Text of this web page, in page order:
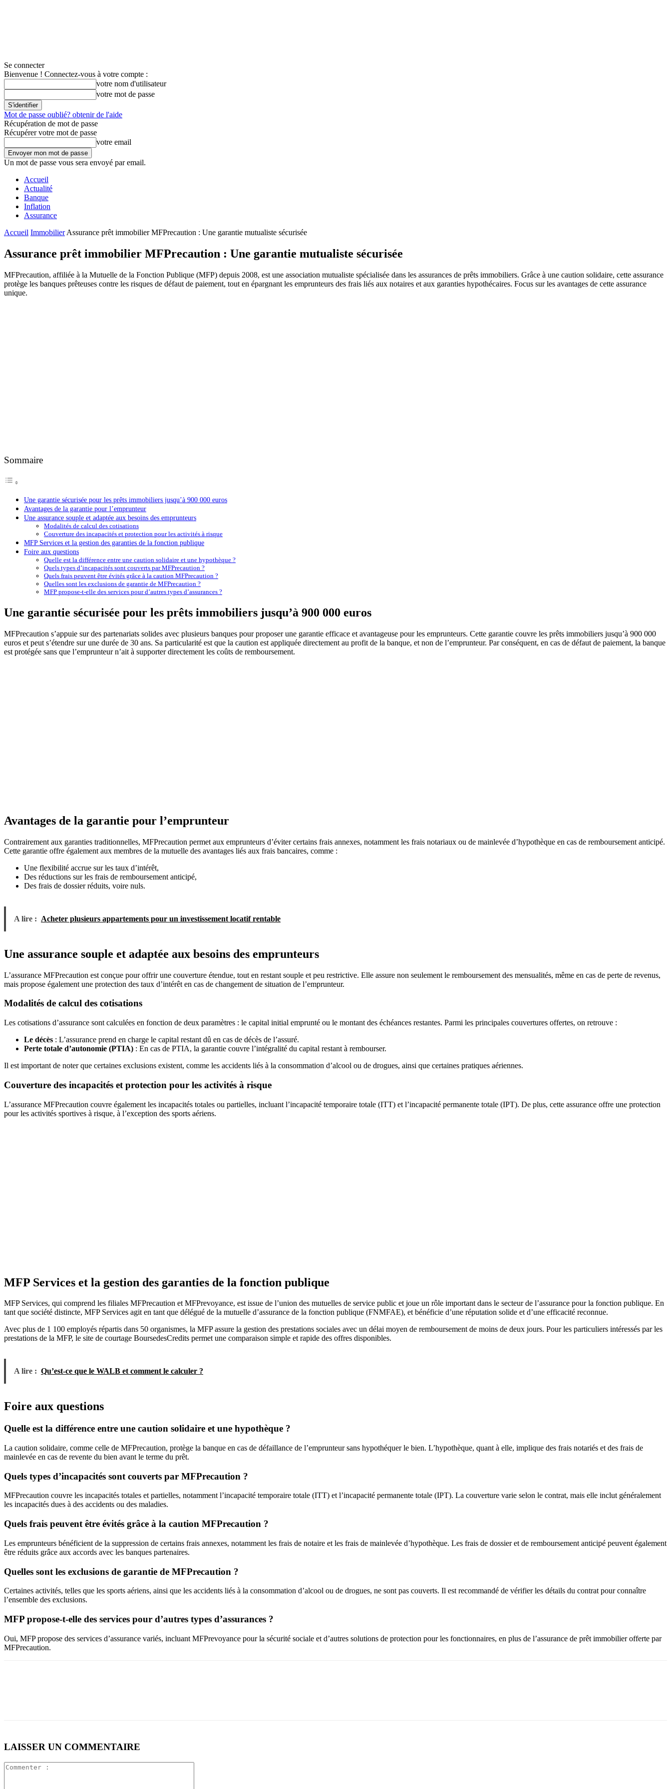
Se connecter
Bienvenue ! Connectez-vous à votre compte :
votre nom d'utilisateur
votre mot de passe
Mot de passe oublié? obtenir de l'aide
Récupération de mot de passe
Récupérer votre mot de passe
votre email
Un mot de passe vous sera envoyé par email.
Accueil
Actualité
Banque
Inflation
Assurance
Accueil Immobilier Assurance prêt immobilier MFPrecaution : Une garantie mutualiste sécurisée
Assurance prêt immobilier MFPrecaution : Une garantie mutualiste sécurisée
MFPrecaution, affiliée à la Mutuelle de la Fonction Publique (MFP) depuis 2008, est une association mutualiste spécialisée dans les assurances de prêts immobiliers. Grâce à une caution solidaire, cette assurance
protège les banques prêteuses contre les risques de défaut de paiement, tout en épargnant les emprunteurs des frais liés aux notaires et aux garanties hypothécaires. Focus sur les avantages de cette assurance
unique.
Sommaire
Une garantie sécurisée pour les prêts immobiliers jusqu’à 900 000 euros
Avantages de la garantie pour l’emprunteur
Une assurance souple et adaptée aux besoins des emprunteurs
Modalités de calcul des cotisations
Couverture des incapacités et protection pour les activités à risque
MFP Services et la gestion des garanties de la fonction publique
Foire aux questions
Quelle est la différence entre une caution solidaire et une hypothèque ?
Quels types d’incapacités sont couverts par MFPrecaution ?
Quels frais peuvent être évités grâce à la caution MFPrecaution ?
Quelles sont les exclusions de garantie de MFPrecaution ?
MFP propose-t-elle des services pour d’autres types d’assurances ?
Une garantie sécurisée pour les prêts immobiliers jusqu’à 900 000 euros
MFPrecaution s’appuie sur des partenariats solides avec plusieurs banques pour proposer une garantie efficace et avantageuse pour les emprunteurs. Cette garantie couvre les prêts immobiliers jusqu’à 900 000
euros et peut s’étendre sur une durée de 30 ans. Sa particularité est que la caution est appliquée directement au profit de la banque, et non de l’emprunteur. Par conséquent, en cas de défaut de paiement, la banque
est protégée sans que l’emprunteur n’ait à supporter directement les coûts de remboursement.
Avantages de la garantie pour l’emprunteur
Contrairement aux garanties traditionnelles, MFPrecaution permet aux emprunteurs d’éviter certains frais annexes, notamment les frais notariaux ou de mainlevée d’hypothèque en cas de remboursement anticipé.
Cette garantie offre également aux membres de la mutuelle des avantages liés aux frais bancaires, comme :
Une flexibilité accrue sur les taux d’intérêt,
Des réductions sur les frais de remboursement anticipé,
Des frais de dossier réduits, voire nuls.
A lire : Acheter plusieurs appartements pour un investissement locatif rentable
Une assurance souple et adaptée aux besoins des emprunteurs
L’assurance MFPrecaution est conçue pour offrir une couverture étendue, tout en restant souple et peu restrictive. Elle assure non seulement le remboursement des mensualités, même en cas de perte de revenus,
mais propose également une protection des taux d’intérêt en cas de changement de situation de l’emprunteur.
Modalités de calcul des cotisations
Les cotisations d’assurance sont calculées en fonction de deux paramètres : le capital initial emprunté ou le montant des échéances restantes. Parmi les principales couvertures offertes, on retrouve :
Le décès : L’assurance prend en charge le capital restant dû en cas de décès de l’assuré.
Perte totale d’autonomie (PTIA) : En cas de PTIA, la garantie couvre l’intégralité du capital restant à rembourser.
Il est important de noter que certaines exclusions existent, comme les accidents liés à la consommation d’alcool ou de drogues, ainsi que certaines pratiques aériennes.
Couverture des incapacités et protection pour les activités à risque
L’assurance MFPrecaution couvre également les incapacités totales ou partielles, incluant l’incapacité temporaire totale (ITT) et l’incapacité permanente totale (IPT). De plus, cette assurance offre une protection
pour les activités sportives à risque, à l’exception des sports aériens.
MFP Services et la gestion des garanties de la fonction publique
MFP Services, qui comprend les filiales MFPrecaution et MFPrevoyance, est issue de l’union des mutuelles de service public et joue un rôle important dans le secteur de l’assurance pour la fonction publique. En
tant que société distincte, MFP Services agit en tant que délégué de la mutuelle d’assurance de la fonction publique (FNMFAE), et bénéficie d’une réputation solide et d’une efficacité reconnue.
Avec plus de 1 100 employés répartis dans 50 organismes, la MFP assure la gestion des prestations sociales avec un délai moyen de remboursement de moins de deux jours. Pour les particuliers intéressés par les
prestations de la MFP, le site de courtage BoursedesCredits permet une comparaison simple et rapide des offres disponibles.
A lire : Qu’est-ce que le WALB et comment le calculer ?
Foire aux questions
Quelle est la différence entre une caution solidaire et une hypothèque ?
La caution solidaire, comme celle de MFPrecaution, protège la banque en cas de défaillance de l’emprunteur sans hypothéquer le bien. L’hypothèque, quant à elle, implique des frais notariés et des frais de
mainlevée en cas de revente du bien avant le terme du prêt.
Quels types d’incapacités sont couverts par MFPrecaution ?
MFPrecaution couvre les incapacités totales et partielles, notamment l’incapacité temporaire totale (ITT) et l’incapacité permanente totale (IPT). La couverture varie selon le contrat, mais elle inclut généralement
les incapacités dues à des accidents ou des maladies.
Quels frais peuvent être évités grâce à la caution MFPrecaution ?
Les emprunteurs bénéficient de la suppression de certains frais annexes, notamment les frais de notaire et les frais de mainlevée d’hypothèque. Les frais de dossier et de remboursement anticipé peuvent également
être réduits grâce aux accords avec les banques partenaires.
Quelles sont les exclusions de garantie de MFPrecaution ?
Certaines activités, telles que les sports aériens, ainsi que les accidents liés à la consommation d’alcool ou de drogues, ne sont pas couverts. Il est recommandé de vérifier les détails du contrat pour connaître
l’ensemble des exclusions.
MFP propose-t-elle des services pour d’autres types d’assurances ?
Oui, MFP propose des services d’assurance variés, incluant MFPrevoyance pour la sécurité sociale et d’autres solutions de protection pour les fonctionnaires, en plus de l’assurance de prêt immobilier offerte par
MFPrecaution.
LAISSER UN COMMENTAIRE